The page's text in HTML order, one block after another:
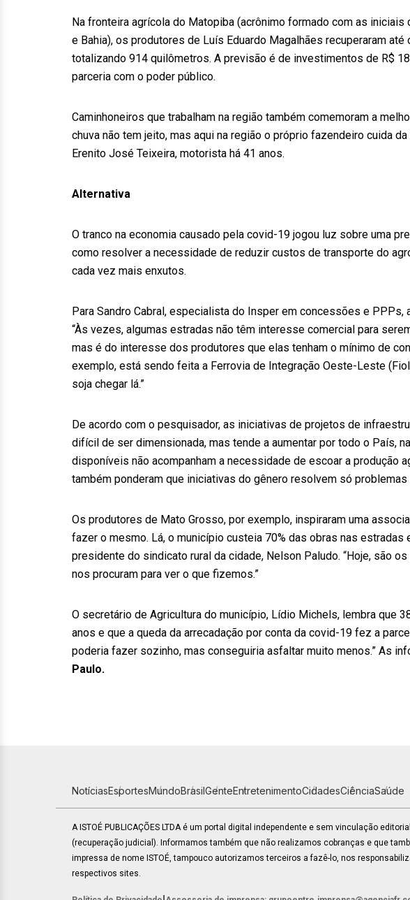
Na fronteira agrícola do Matopiba (acrônimo formado com as iniciais
e Bahia), os produtores de Luís Eduardo Magalhães recuperaram
totalizando 914 quilômetros. A previsão é de investimentos de R$
parceria com o poder público.
Caminhoneiros que trabalham na região também comemoram a
chuva não tem jeito, mas aqui na região o próprio fazendeiro cuida
Erenito José Teixeira, motorista há 41 anos.
Alternativa
O tranco na economia causado pela covid-19 jogou luz sobre uma
como resolver a necessidade de reduzir custos de transporte do
cada vez mais enxutos.
Para Sandro Cabral, especialista do Insper em concessões e PPPs,
“Às vezes, algumas estradas não têm interesse comercial para
mas é do interesse dos produtores que elas tenham o mínimo de
exemplo, está sendo feita a Ferrovia de Integração Oeste-Leste
soja chegar lá.”
De acordo com o pesquisador, as iniciativas de projetos de
difícil de ser dimensionada, mas tende a aumentar por todo o País,
disponíveis não acompanham a necessidade de escoar a produção
também ponderam que iniciativas do gênero resolvem só
Os produtores de Mato Grosso, por exemplo, inspiraram uma
fazer o mesmo. Lá, o município custeia 70% das obras nas
presidente do sindicato rural da cidade, Nelson Paludo. “Hoje, são
nos procuram para ver o que fizemos.”
O secretário de Agricultura do município, Lídio Michels, lembra que
anos e que a queda da arrecadação por conta da covid-19 fez a
poderia fazer sozinho, mas conseguiria asfaltar muito menos.” As
Paulo.
NotíciasEsportesMundoBrasilGenteEntretenimentoCidadesCiênciaSaúde
A ISTOÉ PUBLICAÇÕES LTDA é um portal digital independente e sem vinculação
(recuperação judicial). Informamos também que não realizamos cobranças e que
impressa de nome ISTOÉ, tampouco autorizamos terceiros a fazê-lo, nos
respectivos sites.